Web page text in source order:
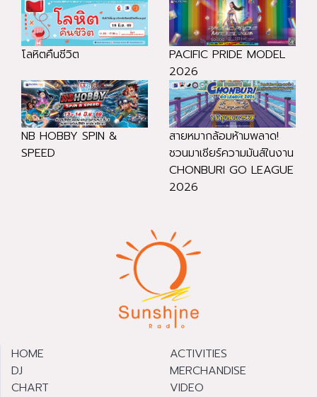
โลหิตคืนชีวิต
PACIFIC PRIDE MODEL
2026
NB HOBBY SPIN &
SPEED
สายหมากล้อมห้ามพลาด!
ชวนมาเชียร์ความมันส์ในงาน
CHONBURI GO LEAGUE
2026
HOME
DJ
CHART
ACTIVITIES
MERCHANDISE
VIDEO